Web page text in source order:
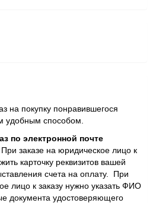
на покупку понравившегося
удобным способом.
по электронной почте
. При заказе на юридическое лицо к
карточку реквизитов вашей
счета на оплату. При
лицо к заказу нужно указать ФИО
документа удостоверяющего